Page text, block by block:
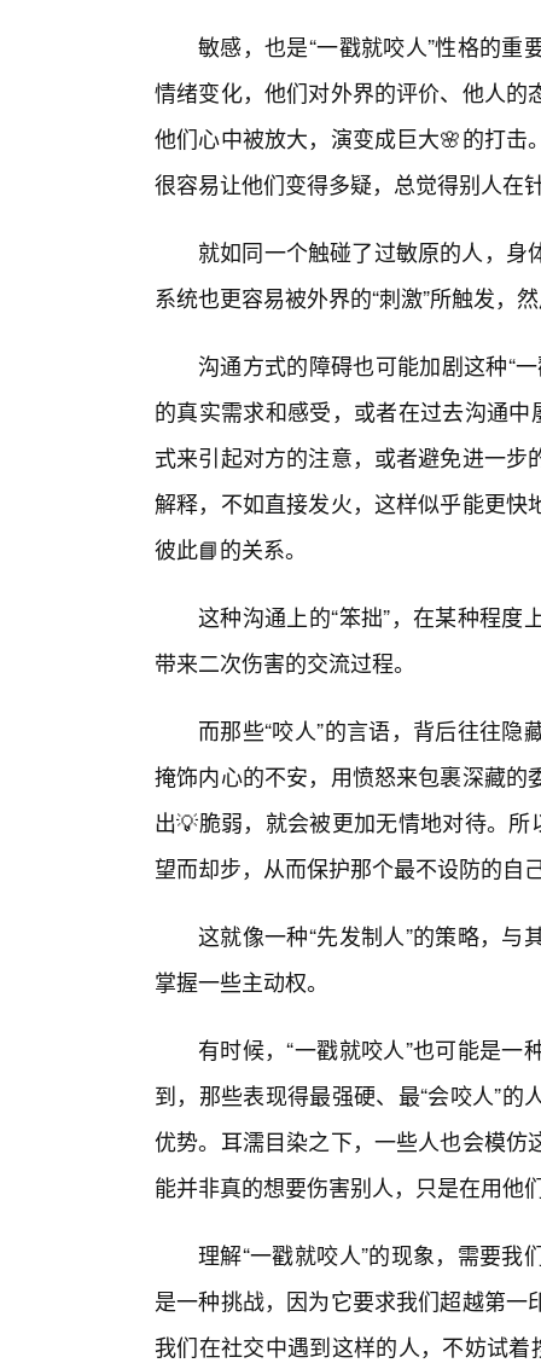
敏感，也是“一戳就咬人”性格的
情绪变化，他们对外界的评价、他人
他们心中被放大，演变成巨大🌸的打
很容易让他们变得多疑，总觉得别人在
就如同一个触碰了过敏原的人，
系统也更容易被外界的“刺激”所触发，
沟通方式的障碍也可能加剧这种“
的真实需求和感受，或者在过去沟通
式来引起对方的注意，或者避免进一
解释，不如直接发火，这样似乎能更
彼此📘的关系。
这种沟通上的“笨拙”，在某种程
带来二次伤害的交流过程。
而那些“咬人”的言语，背后往往
掩饰内心的不安，用愤怒来包裹深藏
出💡脆弱，就会被更加无情地对待。
望而却步，从而保护那个最不设防的自
这就像一种“先发制人”的策略，
掌握一些主动权。
有时候，“一戳就咬人”也可能是
到，那些表现得最强硬、最“会咬人”
优势。耳濡目染之下，一些人也会模
能并非真的想要伤害别人，只是在用他
理解“一戳就咬人”的现象，需要
是一种挑战，因为它要求我们超越第
我们在社交中遇到这样的人，不妨试